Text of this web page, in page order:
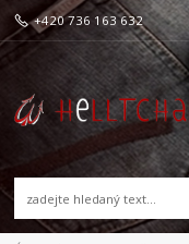
+420 736 163 632